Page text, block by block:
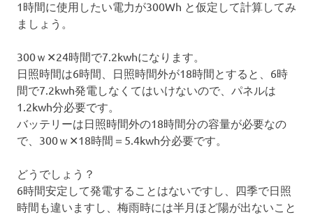
1時間に使用したい電力が300Wh と仮定して計算してみ
ましょう。
300ｗ✕24時間で7.2kwhになります。
日照時間は6時間、日照時間外が18時間とすると、6時
間で7.2kwh発電しなくてはいけないので、パネルは
1.2kwh分必要です。
バッテリーは日照時間外の18時間分の容量が必要なの
で、300ｗ✕18時間＝5.4kwh分必要です。
どうでしょう？
6時間安定して発電することはないですし、四季で日照
時間も違いますし、梅雨時には半月ほど陽が出ないこと